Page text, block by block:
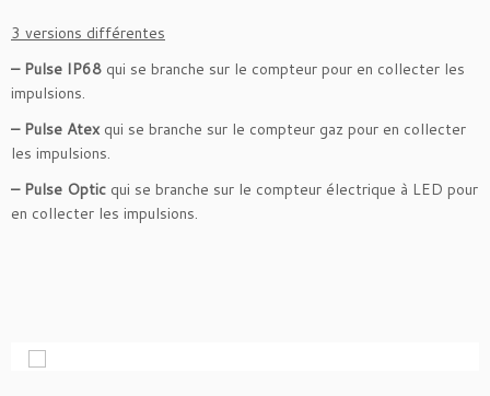
3 versions différentes
– Pulse IP68 qui se branche sur le compteur pour en collecter les
impulsions.
– Pulse Atexqui se branche sur le compteur gaz pour en collecter
les impulsions.
– Pulse Optic qui se branche sur le compteur électrique à LED pour
en collecter les impulsions.